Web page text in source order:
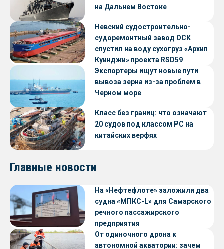
на Дальнем Востоке
Невский судостроительно-
судоремонтный завод ОСК
спустил на воду сухогруз «Архип
Куинджи» проекта RSD59
Экспортеры ищут новые пути
вывоза зерна из-за проблем в
Черном море
Класс без границ: что означают
20 судов под классом РС на
китайских верфях
Главные новости
На «Нефтефлоте» заложили два
судна «МПКС-L» для Самарского
речного пассажирского
предприятия
От одиночного дрона к
автономной акватории: зачем